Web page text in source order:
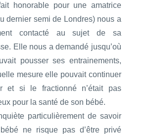
honorable pour une amatrice
dernier semi de Londres) nous a
contacté au sujet de sa
Elle nous a demandé jusqu’où
pousser ses entrainements,
mesure elle pouvait continuer
et si le fractionné n’était pas
pour la santé de son bébé.
particulièrement de savoir
ne risque pas d’être privé